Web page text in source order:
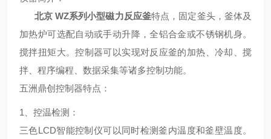
北京 WZ系列小型磁力反应釜特点，固定釜头，釜体及
加热炉可选配自动或手动升降，全铝合金或不锈钢机身。
搅拌扭矩大。控制器可以实现对反应釜的加热、冷却、搅
拌、程序编程、数据采集等诸多控制功能。
五洲鼎创控制器特点 ：
1、 控温检测 ：
三色LCD智能控制仪可以同时检测釜内温度和釜壁温度。